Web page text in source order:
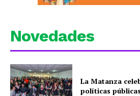
Novedades
La Matanza
políticas